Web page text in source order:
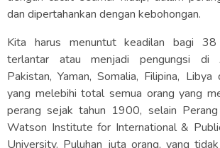
dan dipertahankan dengan kebohongan.
Kita harus menuntut keadilan bagi
terlantar atau menjadi pengungsi di
Pakistan, Yaman, Somalia, Filipina, Libya
yang melebihi total semua orang yang
perang sejak tahun 1900, selain
Watson Institute for International &
University. Puluhan juta orang, yang